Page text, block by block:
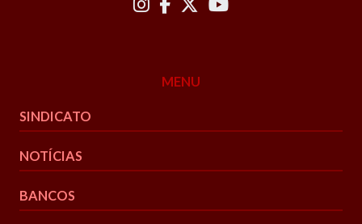
MENU
SINDICATO
NOTÍCIAS
BANCOS